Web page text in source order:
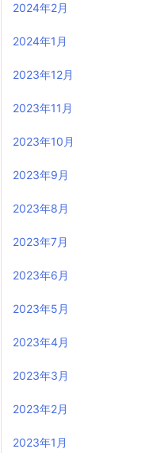
2024年2月
2024年1月
2023年12月
2023年11月
2023年10月
2023年9月
2023年8月
2023年7月
2023年6月
2023年5月
2023年4月
2023年3月
2023年2月
2023年1月